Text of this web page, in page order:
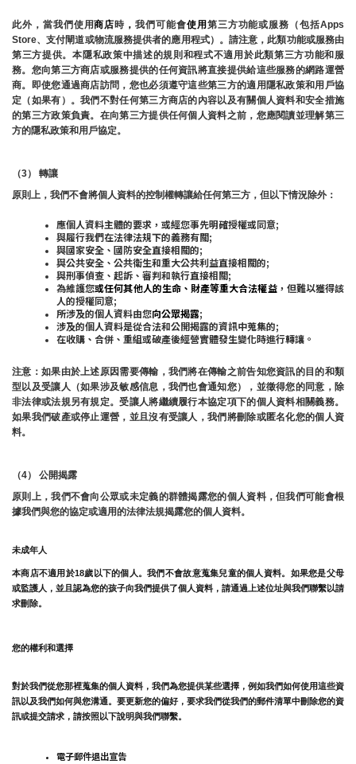
此外，當我們使用商店時 ，我們可能會使用第三方功能或服務（包括Apps
Store、支付閘道或物流服務提供者的應用程式）。請注意，此類功能或服務由
第三方提供。本隱私政策中描述的規則和程式不適用於此類第三方功能和服
務。您向第三方商店或服務提供的任何資訊將直接提供給這些服務的網路運營
商。即使您通過商店訪問，您也必須遵守這些第三方的適用隱私政策和用戶協
定（如果有）。我們不對任何第三方商店的內容以及有關個人資料和安全措施
的第三方政策負責。在向第三方提供任何個人資料之前，您應閱讀並理解第三
方的隱私政策和用戶協定。
（3） 轉讓
原則上，我們不會將個人資料的控制權轉讓給任何第三方，但以下情況除外：
應個人資料主體的要求，或經您事先明確授權或同意;
與履行我們在法律法規下的義務有關;
與國家安全、國防安全直接相關的;
與公共安全、公共衛生和重大公共利益直接相關的;
與刑事偵查、起訴、審判和執行直接相關;
為維護您或任何其他人的生命、財產等重大合法權益，但難以獲得該
人的授權同意;
所涉及的個人資料由您向公眾揭露;
涉及的個人資料是從合法和公開揭露的資訊中蒐集的;
在收購、合併、重組或破產後經營實體發生變化時進行轉讓。
注意：如果由於上述原因需要傳輸，我們將在傳輸之前告知您資訊的目的和類
型以及受讓人（如果涉及敏感信息，我們也會通知您），並徵得您的同意，除
非法律或法規另有規定。受讓人將繼續履行本協定項下的個人資料相關義務。
如果我們破產或停止運營，並且沒有受讓人，我們將刪除或匿名化您的個人資
料。
（4） 公開揭露
原則上，我們不會向公眾或未定義的群體揭露您的個人資料，但我們可能會根
據我們與您的協定或適用的法律法規揭露您的個人資料。
未成年人
本商店不適用於18歲以下的個人。我們不會故意蒐集兒童的個人資料。如果您是父母
或監護人，並且認為您的孩子向我們提供了個人資料，請通過上述位址與我們聯繫以請
求刪除。
您的權利和選擇
對於我們從您那裡蒐集的個人資料，我們為您提供某些選擇，例如我們如何使用這些資
訊以及我們如何與您溝通。要更新您的偏好，要求我們從我們的郵件清單中刪除您的資
訊或提交請求，請按照以下說明與我們聯繫。
電子郵件退出宣告